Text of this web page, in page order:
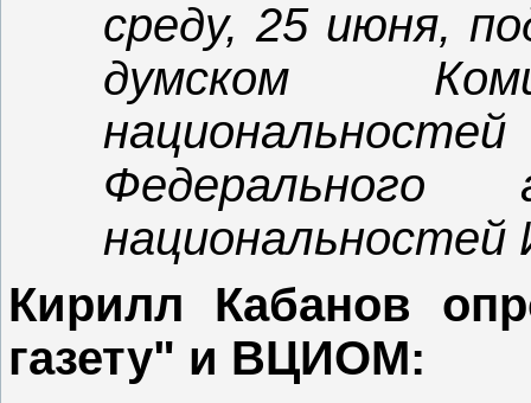
среду, 25 июня,
думском
национальностей
Кирилл Кабанов
газету" и ВЦИОМ: